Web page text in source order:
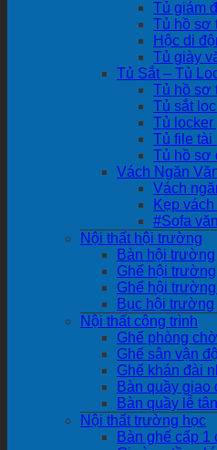
Tủ giám
Tủ hồ sơ
Hộc di
Tủ giày
Tủ Sắt – Tủ
Tủ hồ sơ
Tủ sắt
Tủ locker
Tủ file tài
Tủ hồ sơ
Vách Ngăn
Vách
Kẹp
#Sofa
Nội thất hội trường
Bàn hội trường
Ghế hội trường
Ghế hội
Bục hội trường
Nội thất công trình
Ghế phòng chờ
Ghế sân vận
Ghế khán đài
Bàn quầy giao
Bàn quầy lễ tân
Nội thất trường học
Bàn ghế cấp 1